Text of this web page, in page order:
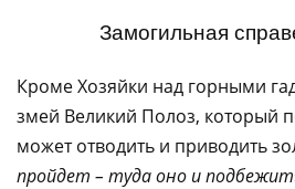
Замогильная
Кроме Хозяйки над горными
змей Великий Полоз, который
может отводить и приводить
пройдет – туда оно и подбежит